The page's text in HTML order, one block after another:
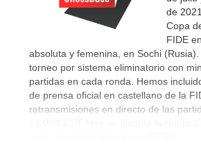
de
Copa
FIDE
absoluta y femenina, en Sochi
torneo por sistema eliminatorio con
partidas en cada ronda. Hemos
de prensa oficial en castellano de la
retransmisiones en directo de las